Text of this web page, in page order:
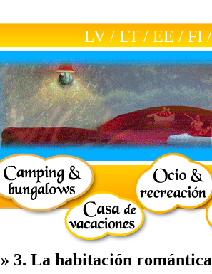
LV / LT / EE / FI /
» 3. La habitación romántica